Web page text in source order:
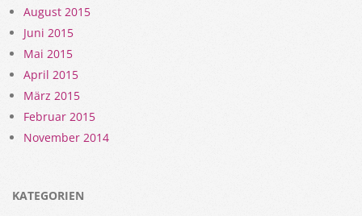
August 2015
Juni 2015
Mai 2015
April 2015
März 2015
Februar 2015
November 2014
KATEGORIEN